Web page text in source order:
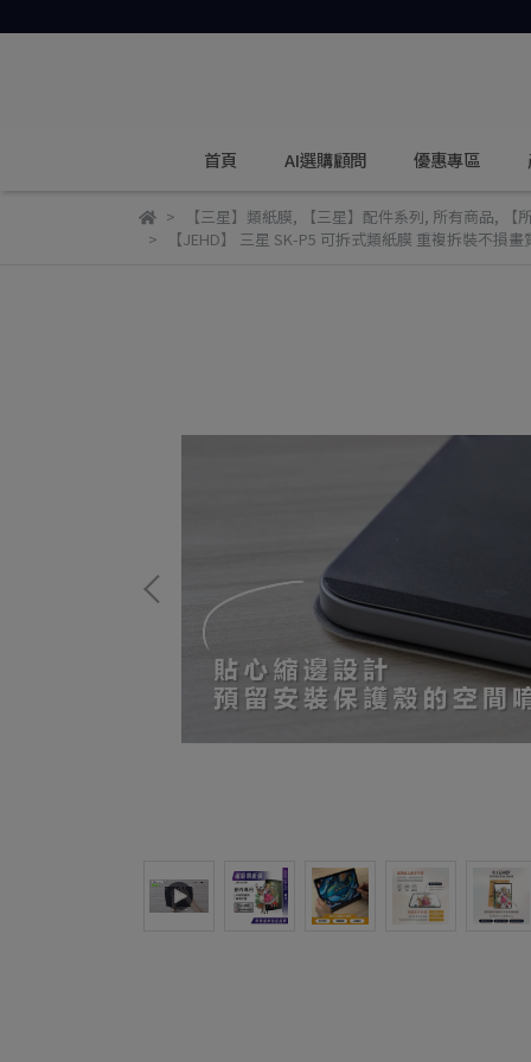
首頁 AI選購顧問 優惠專區
【三星】類紙膜, 【三星】配件系列, 所有商品,
【JEHD】 三星 SK-P5 可拆式類紙膜 重複拆裝不損